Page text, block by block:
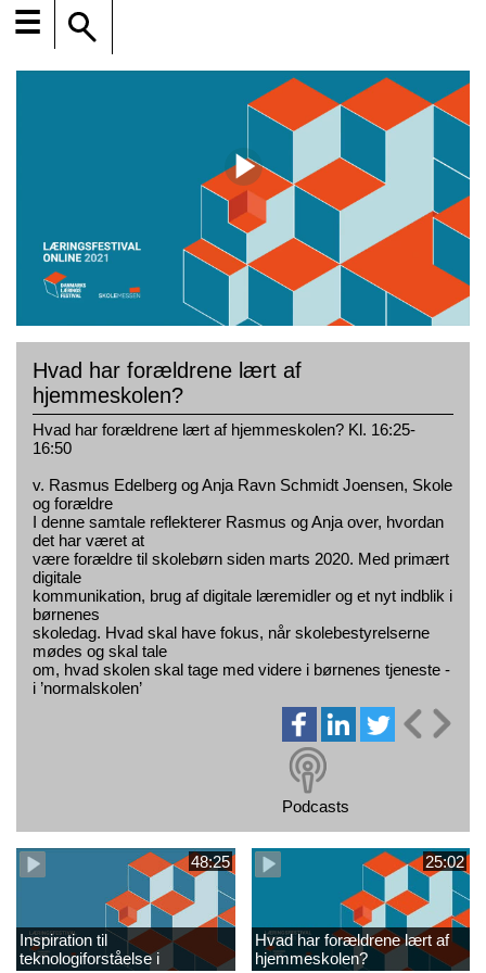
☰
Hvad har forældrene lært af
hjemmeskolen?
Hvad har forældrene lært af hjemmeskolen? Kl. 16:25-
16:50​
v. Rasmus Edelberg og Anja Ravn Schmidt Joensen, Skole
og forældre​
I denne samtale reflekterer Rasmus og Anja over, hvordan
det har været at
være forældre til skolebørn siden marts 2020. Med primært
digitale
kommunikation, brug af digitale læremidler og et nyt indblik i
børnenes
skoledag. Hvad skal have fokus, når skolebestyrelserne
mødes og skal tale
om, hvad skolen skal tage med videre i børnenes tjeneste -
i ’normalskolen’
Podcasts
48:25
Inspiration til
teknologiforståelse i
25:02
Hvad har forældrene lært af
hjemmeskolen?